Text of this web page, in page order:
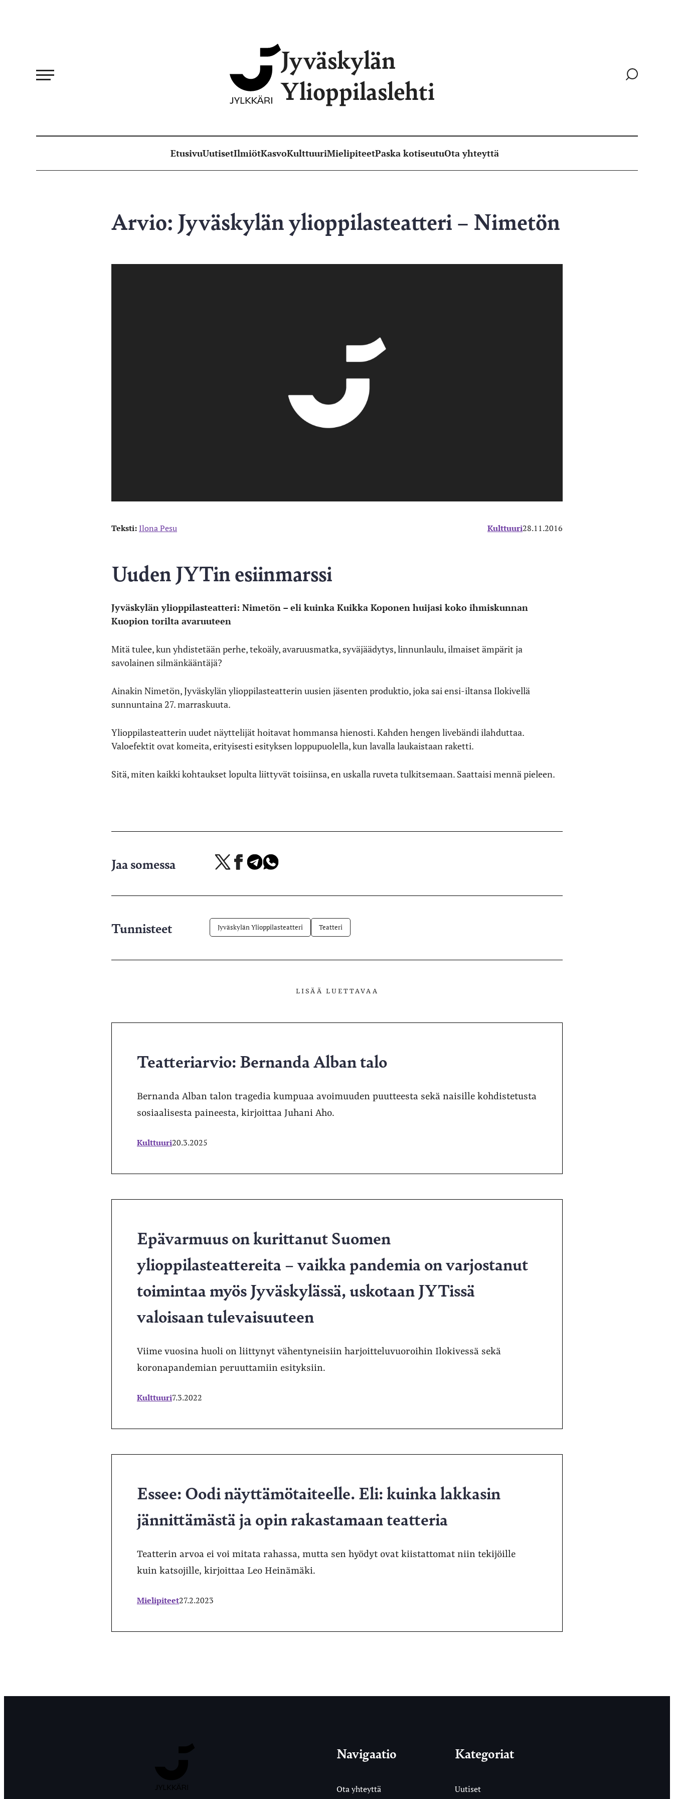
Jyväskylän
Ylioppilaslehti
Siirry
EtusivuUutisetIlmiötKasvoKulttuuriMielipiteetPaska kotiseutuOta yhteyttä
Arvio: Jyväskylän ylioppilasteatteri – Nimetön
Teksti: Ilona Pesu Kulttuuri28.11.2016
Uuden JYTin esiinmarssi
Jyväskylän ylioppilasteatteri: Nimetön – eli kuinka Kuikka Koponen huijasi koko ihmiskunnan
Kuopion torilta avaruuteen
Mitä tulee, kun yhdistetään perhe, tekoäly, avaruusmatka, syväjäädytys, linnunlaulu, ilmaiset ämpärit ja
savolainen silmänkääntäjä?
Ainakin Nimetön, Jyväskylän ylioppilasteatterin uusien jäsenten produktio, joka sai ensi-iltansa Ilokivellä
sunnuntaina 27. marraskuuta.
Ylioppilasteatterin uudet näyttelijät hoitavat hommansa hienosti. Kahden hengen livebändi ilahduttaa.
Valoefektit ovat komeita, erityisesti esityksen loppupuolella, kun lavalla laukaistaan raketti.
Sitä, miten kaikki kohtaukset lopulta liittyvät toisiinsa, en uskalla ruveta tulkitsemaan. Saattaisi mennä pieleen.
Jaa somessa
Jaa
palvelussa
Jaa Jaa Jaa
Tunnisteet Jyväskylän Ylioppilasteatteri Teatteri
LISÄÄ LUETTAVAA
Teatteriarvio: Bernanda Alban talo
Bernanda Alban talon tragedia kumpuaa avoimuuden puutteesta sekä naisille kohdistetusta
sosiaalisesta paineesta, kirjoittaa Juhani Aho.
Kulttuuri20.3.2025
Epävarmuus on kurittanut Suomen
ylioppilasteattereita – vaikka pandemia on varjostanut
toimintaa myös Jyväskylässä, uskotaan JYTissä
valoisaan tulevaisuuteen
Viime vuosina huoli on liittynyt vähentyneisiin harjoitteluvuoroihin Ilokivessä sekä
koronapandemian peruuttamiin esityksiin.
Kulttuuri7.3.2022
Essee: Oodi näyttämötaiteelle. Eli: kuinka lakkasin
jännittämästä ja opin rakastamaan teatteria
Teatterin arvoa ei voi mitata rahassa, mutta sen hyödyt ovat kiistattomat niin tekijöille
kuin katsojille, kirjoittaa Leo Heinämäki.
Mielipiteet27.2.2023
Navigaatio
Ota yhteyttä
Kategoriat
Uutiset